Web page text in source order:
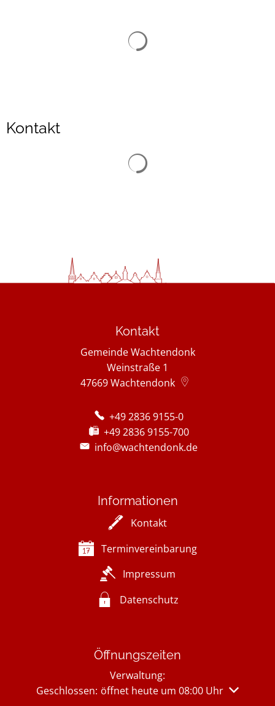
Kontakt
Kontakt
Gemeinde Wachtendonk
Weinstraße 1
47669Wachtendonk
+49 2836 9155-0
+49 2836 9155-700
info@wachtendonk.de
Informationen
Kontakt
Terminvereinbarung
Impressum
Datenschutz
Öffnungszeiten
Verwaltung:
Klicken, um weitere Öffnungs- oder Schließzeiten
Geschlossen: öffnet heute um 08:00 Uhr